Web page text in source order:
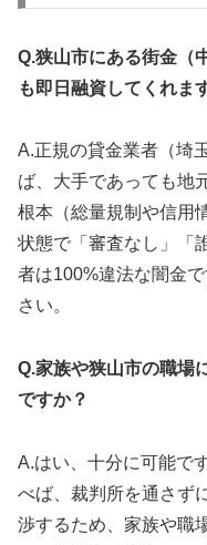
Q.狭山市にある街金（
も即日融資してくれま
A.正規の貸金業者（埼
ば、大手であっても地
根本（総量規制や信用
状態で「審査なし」「
者は100%違法な闇金
さい。
Q.家族や狭山市の職場
ですか？
A.はい、十分に可能で
べば、裁判所を通さず
渉するため、家族や職